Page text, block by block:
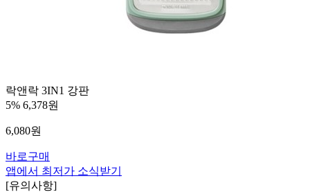
락앤락 3IN1 강판
5% 6,378원
6,080원
바로구매
앱에서 최저가 소식받기
[유의사항]